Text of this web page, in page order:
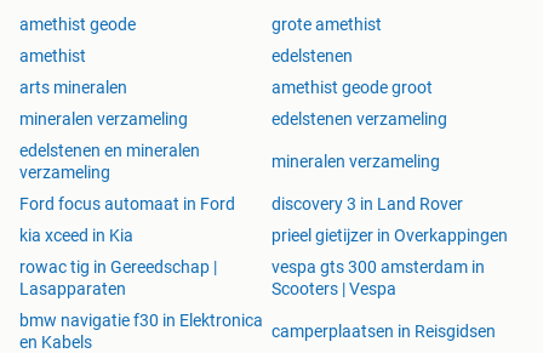
amethist geode
grote amethist
amethist
edelstenen
arts mineralen
amethist geode groot
mineralen verzameling
edelstenen verzameling
edelstenen en mineralen
verzameling
mineralen verzameling
Ford focus automaat in Ford
discovery 3 in Land Rover
kia xceed in Kia
prieel gietijzer in Overkappingen
rowac tig in Gereedschap |
Lasapparaten
vespa gts 300 amsterdam in
Scooters | Vespa
bmw navigatie f30 in Elektronica
en Kabels
camperplaatsen in Reisgidsen